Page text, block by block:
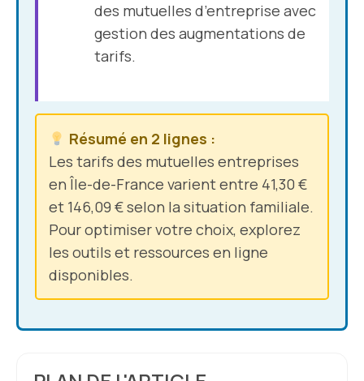
des mutuelles d’entreprise avec
gestion des augmentations de
tarifs.
Résumé en 2 lignes :
Les tarifs des mutuelles entreprises
en Île-de-France varient entre 41,30 €
et 146,09 € selon la situation familiale.
Pour optimiser votre choix, explorez
les outils et ressources en ligne
disponibles.